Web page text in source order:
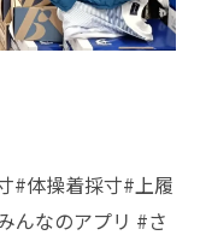
#体操着採寸#上履
んなのアプリ #さ